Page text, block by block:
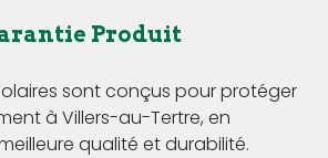
Produit
sont conçus pour protéger
à Villers-au-Tertre, en
qualité et durabilité.